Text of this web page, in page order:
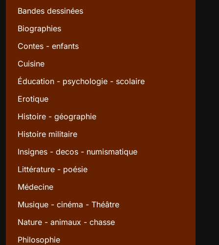
Bandes dessinées
Biographies
Contes - enfants
Cuisine
Éducation - psychologie - scolaire
Erotique
Histoire - géographie
Histoire militaire
Insignes - decos - numismatique
Littérature - poésie
Médecine
Musique - cinéma - Théâtre
Nature - animaux - chasse
Philosophie